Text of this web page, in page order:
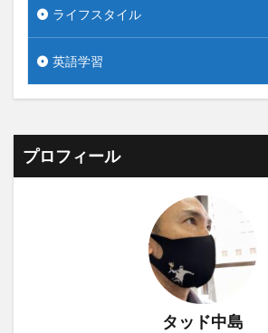
ライフスタイル
英語学習
プロフィール
タッド中島